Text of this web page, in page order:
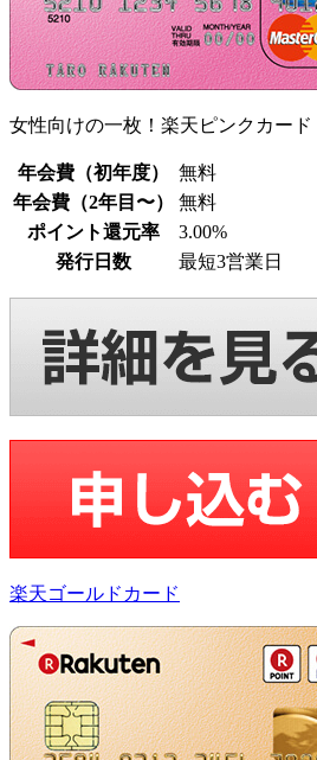
女性向けの一枚！楽天ピンクカード
年会費（初年度）
無料
年会費（2年目〜）
無料
ポイント還元率
3.00%
発行日数
最短3営業日
楽天ゴールドカード